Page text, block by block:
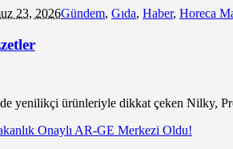
23, 2026Gündem, Gıda, Haber, Horeca
yenilikçi ürünleriyle dikkat çeken Nilky,